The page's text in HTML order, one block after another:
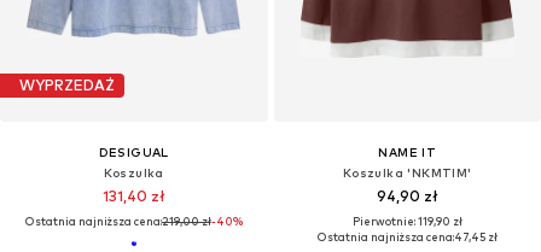
WYPRZEDAŻ
DESIGUAL
Koszulka
131,40 zł
Ostatnia najniższa cena:219,00 zł-40%
NAME IT
Koszulka 'NKMTIM'
94,90 zł
Pierwotnie: 119,90 zł
Ostatnia najniższa cena:47,45 zł